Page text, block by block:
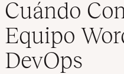
Cuándo
Equipo
DevOps